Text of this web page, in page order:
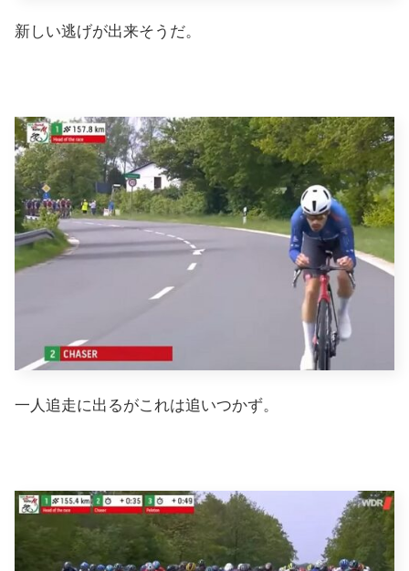
新しい逃げが出来そうだ。
一人追走に出るがこれは追いつかず。